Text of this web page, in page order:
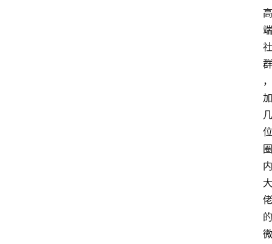
高
端
社
群
，
加
几
位
圈
内
大
佬
的
微